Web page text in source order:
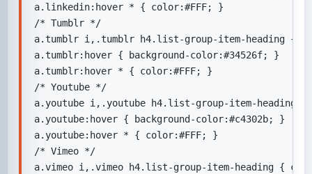
a.linkedin:hover * { color:#FFF; }
/* Tumblr */
a.tumblr i,.tumblr h4.list-group-item-heading {
a.tumblr:hover { background-color:#34526f; }
a.tumblr:hover * { color:#FFF; }
/* Youtube */
a.youtube i,.youtube h4.list-group-item-heading {
a.youtube:hover { background-color:#c4302b; }
a.youtube:hover * { color:#FFF; }
/* Vimeo */
a.vimeo i,.vimeo h4.list-group-item-heading {